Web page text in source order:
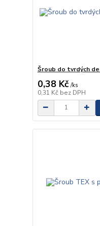
Šroub do tvrdých
0,38 Kč /ks
0,31 Kč bez DPH